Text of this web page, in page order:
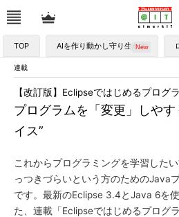
TOP AIを作り動かし守り生かす
連載
プログラムを「変更」しやす
イス”
【改訂版】Eclipseではじめるプログ
これからプログラミングを学習した
っつきづらいという方のためのJava
です。最新のEclipse 3.4とJava 6を
た、連載「Eclipseではじめるプログ